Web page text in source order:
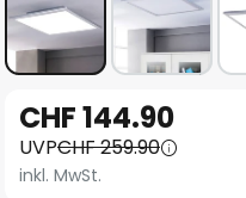
Anfang
der
Bildgalerie
CHF 144.90
UVPCHF 259.90
inkl. MwSt.